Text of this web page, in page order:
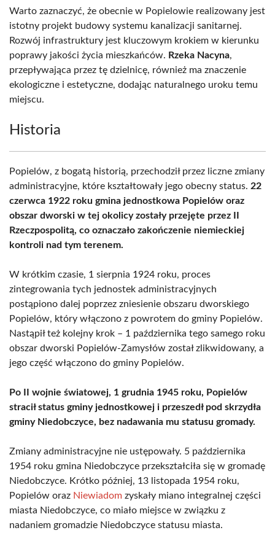
Warto zaznaczyć, że obecnie w Popielowie realizowany jest
istotny projekt budowy systemu kanalizacji sanitarnej.
Rozwój infrastruktury jest kluczowym krokiem w kierunku
poprawy jakości życia mieszkańców. Rzeka Nacyna,
przepływająca przez tę dzielnicę, również ma znaczenie
ekologiczne i estetyczne, dodając naturalnego uroku temu
miejscu.
Historia
Popielów, z bogatą historią, przechodził przez liczne zmiany
administracyjne, które kształtowały jego obecny status. 22
czerwca 1922 roku gmina jednostkowa Popielów oraz
obszar dworski w tej okolicy zostały przejęte przez II
Rzeczpospolitą, co oznaczało zakończenie niemieckiej
kontroli nad tym terenem.
W krótkim czasie, 1 sierpnia 1924 roku, proces
zintegrowania tych jednostek administracyjnych
postąpiono dalej poprzez zniesienie obszaru dworskiego
Popielów, który włączono z powrotem do gminy Popielów.
Nastąpił też kolejny krok – 1 października tego samego roku
obszar dworski Popielów-Zamysłów został zlikwidowany, a
jego część włączono do gminy Popielów.
Po II wojnie światowej, 1 grudnia 1945 roku, Popielów
stracił status gminy jednostkowej i przeszedł pod skrzydła
gminy Niedobczyce, bez nadawania mu statusu gromady.
Zmiany administracyjne nie ustępowały. 5 października
1954 roku gmina Niedobczyce przekształciła się w gromadę
Niedobczyce. Krótko później, 13 listopada 1954 roku,
Popielów oraz Niewiadom zyskały miano integralnej części
miasta Niedobczyce, co miało miejsce w związku z
nadaniem gromadzie Niedobczyce statusu miasta.